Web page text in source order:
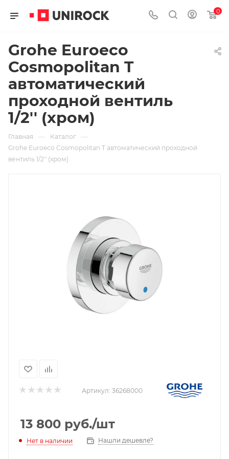
0
Grohe Euroeco
Cosmopolitan T
автоматический
проходной вентиль
1/2'' (хром)
Главная — Каталог —
Grohe Euroeco Cosmopolitan T автоматический проходной
вентиль 1/2'' (хром)
Артикул: 36268000
13 800 руб./шт
Нет в наличии Нашли дешевле?